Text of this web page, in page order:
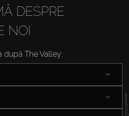
DESPRE
NOI
după The Valley: